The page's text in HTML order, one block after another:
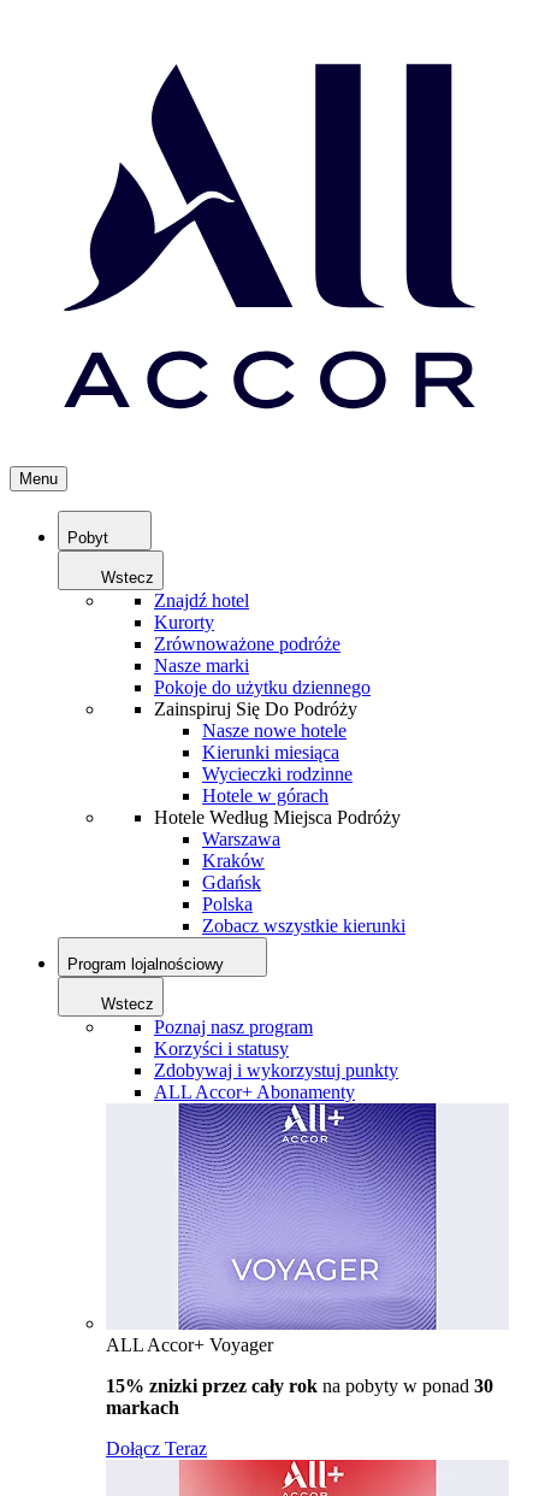
Menu
Pobyt
Wstecz
Znajdź hotel
Kurorty
Zrównoważone podróże
Nasze marki
Pokoje do użytku dziennego
Zainspiruj Się Do Podróży
Nasze nowe hotele
Kierunki miesiąca
Wycieczki rodzinne
Hotele w górach
Hotele Według Miejsca Podróży
Warszawa
Kraków
Gdańsk
Polska
Zobacz wszystkie kierunki
Program lojalnościowy
Wstecz
Poznaj nasz program
Korzyści i statusy
Zdobywaj i wykorzystuj punkty
ALL Accor+ Abonamenty
ALL Accor+ Voyager
15% znizki przez cały rok na pobyty w ponad 30
markach
Dołącz Teraz